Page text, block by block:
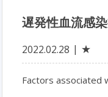
遅発性血流感
2022.02.28 ★
Factors associated